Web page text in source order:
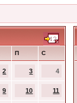
П С
2 3 4
9 10 11